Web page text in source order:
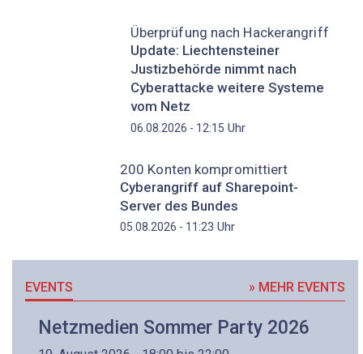
Überprüfung nach Hackerangriff
Update: Liechtensteiner
Justizbehörde nimmt nach
Cyberattacke weitere Systeme
vom Netz
06.08.2026 - 12:15 Uhr
200 Konten kompromittiert
Cyberangriff auf Sharepoint-
Server des Bundes
05.08.2026 - 11:23 Uhr
EVENTS » MEHR EVENTS
Netzmedien Sommer Party 2026